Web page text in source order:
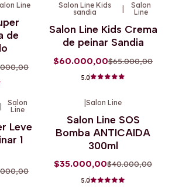
Line
de
OFF
Salon Line Kids
sandia
Salon
Line
Salon Line Kids Crema
de peinar Sandia
$60.000,00$65.000,00
5.0
Salon
Line
Leve
1
Agotado
Salon Line
Salon Line SOS
Bomba ANTICAIDA
300ml
$35.000,00$40.000,00
5.0